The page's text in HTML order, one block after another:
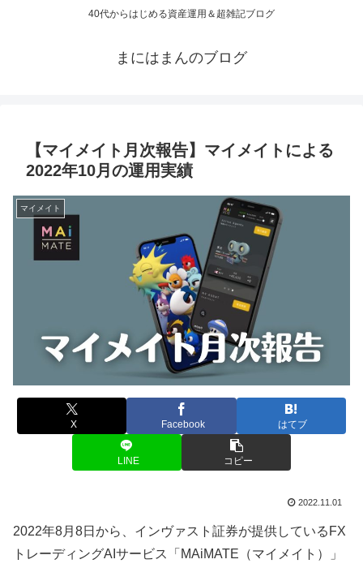
40代からはじめる資産運用＆超雑記ブログ
まにはまんのブログ
【マイメイト月次報告】マイメイトによる
2022年10月の運用実績
マイメイト
X Facebook はてブ
LINE コピー
2022.11.01
2022年8月8日から、インヴァスト証券が提供しているFX
トレーディングAIサービス「MAiMATE（マイメイト）」